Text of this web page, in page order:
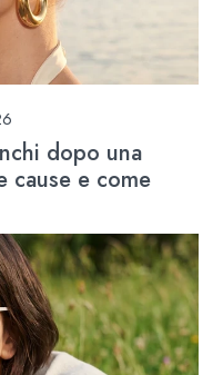
dopo una
cause e come